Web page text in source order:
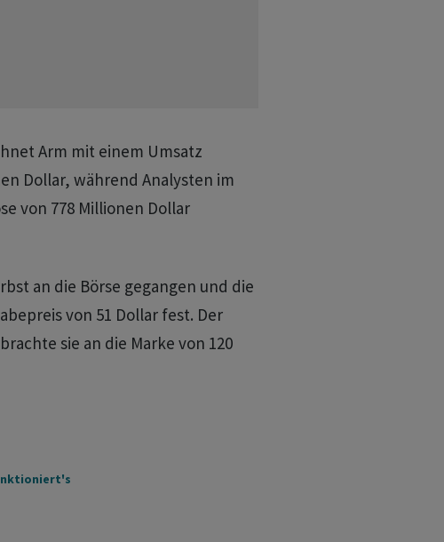
Arm mit einem Umsatz
Dollar, während Analysten im
von 778 Millionen Dollar
an die Börse gegangen und die
von 51 Dollar fest. Der
sie an die Marke von 120